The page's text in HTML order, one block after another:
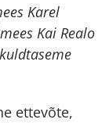
Karel
Kai Realo
ettevõte,